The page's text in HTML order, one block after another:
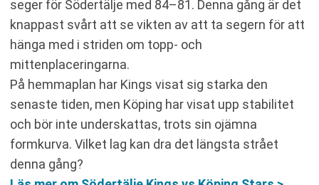
seger för Södertälje med 84–81. Denna gång är det
knappast svårt att se vikten av att ta segern för att
hänga med i striden om topp- och
mittenplaceringarna.
På hemmaplan har Kings visat sig starka den
senaste tiden, men Köping har visat upp stabilitet
och bör inte underskattas, trots sin ojämna
formkurva. Vilket lag kan dra det längsta strået
denna gång?